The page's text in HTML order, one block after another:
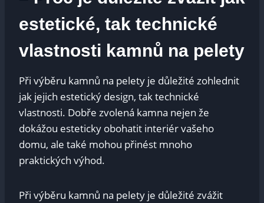
estetické, tak technické
vlastnosti kamnů na pelety
Při výběru kamnů na pelety je důležité zohlednit
jak jejich estetický design, tak technické
vlastnosti. Dobře zvolená kamna nejen že
dokážou esteticky obohatit interiér vašeho
domu, ale také mohou přinést mnoho
praktických výhod.
Při výběru kamnů na pelety je důležité zvážit